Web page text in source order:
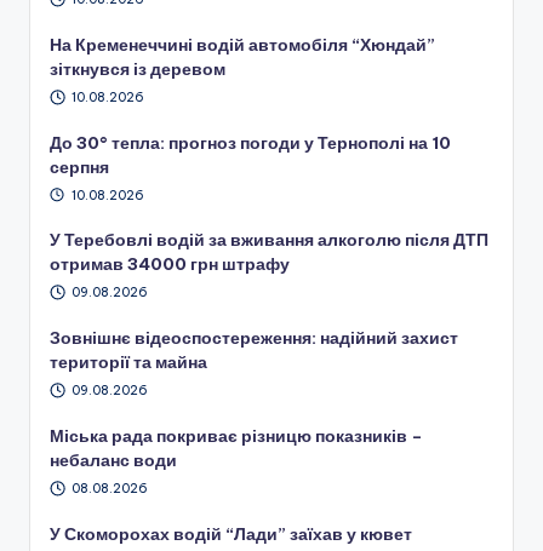
На Кременеччині водій автомобіля “Хюндай”
зіткнувся із деревом
10.08.2026
До 30° тепла: прогноз погоди у Тернополі на 10
серпня
10.08.2026
У Теребовлі водій за вживання алкоголю після ДТП
отримав 34000 грн штрафу
09.08.2026
Зовнішнє відеоспостереження: надійний захист
території та майна
09.08.2026
Міська рада покриває різницю показників –
небаланс води
08.08.2026
У Скоморохах водій “Лади” заїхав у кювет